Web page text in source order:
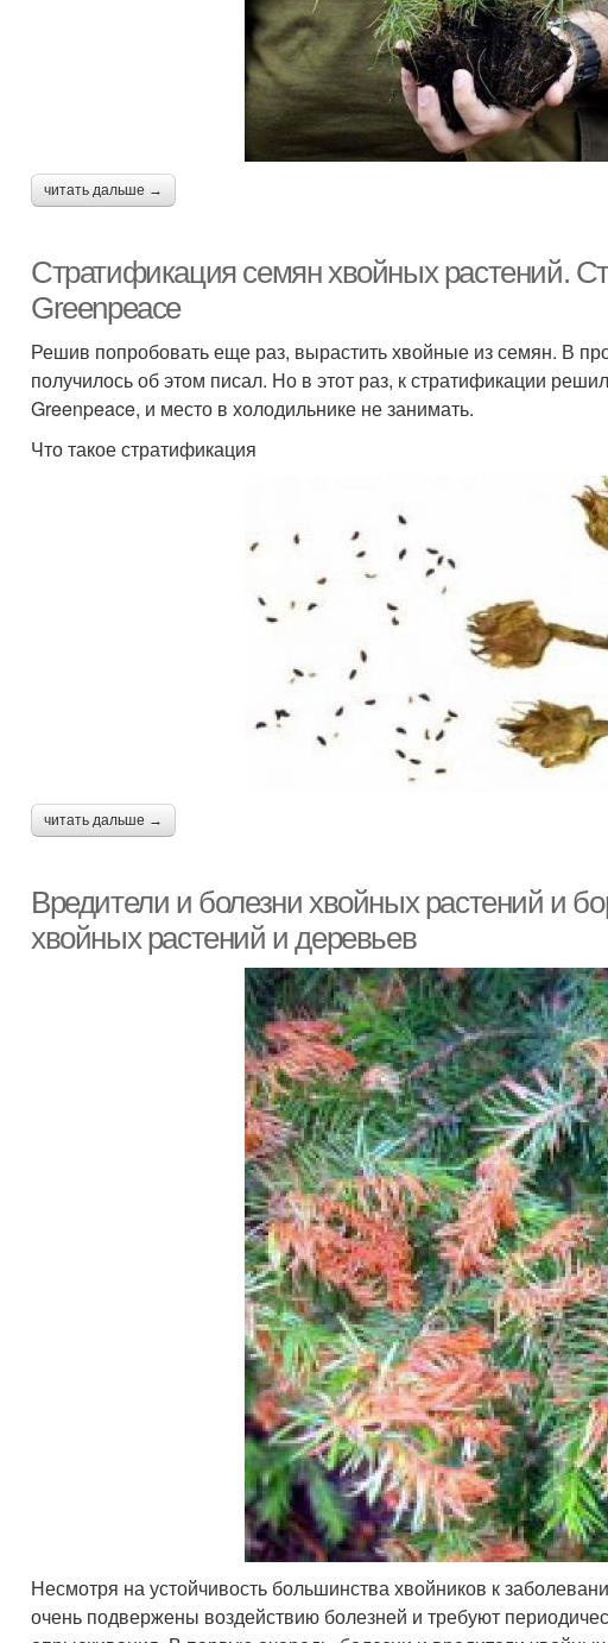
читать дальше →
Стратификация семян хвойных растений.
Greenpeace
Решив попробовать еще раз, вырастить хвойные из семян. В
получилось об этом писал. Но в этот раз, к стратификации
Greenpeace, и место в холодильнике не занимать.
Что такое стратификация
читать дальше →
Вредители и болезни хвойных растений и
хвойных растений и деревьев
Несмотря на устойчивость большинства хвойников к
очень подвержены воздействию болезней и требуют